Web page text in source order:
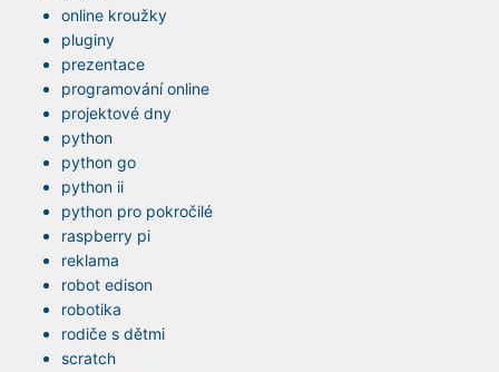
online kroužky
pluginy
prezentace
programování online
projektové dny
python
python go
python ii
python pro pokročilé
raspberry pi
reklama
robot edison
robotika
rodiče s dětmi
scratch